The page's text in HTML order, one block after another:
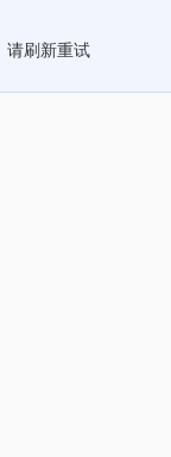
请刷新重试